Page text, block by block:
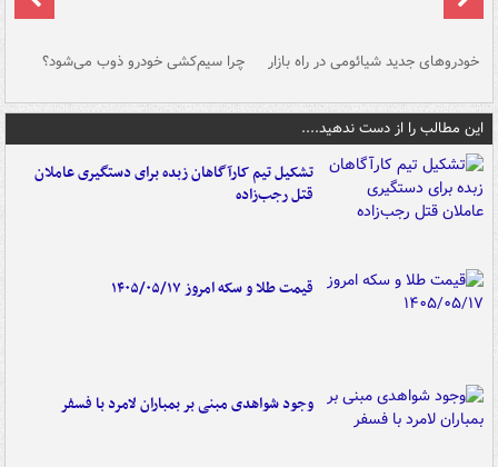
خودروهای جدید شیائومی در راه بازار چرا سیم‌کشی خودرو ذوب می‌شود؟
این مطالب را از دست ندهید....
تشکیل تیم کارآگاهان زبده برای دستگیری عاملان
قتل رجب‌زاده
قیمت طلا و سکه امروز ۱۴۰۵/۰۵/۱۷
وجود شواهدی مبنی بر بمباران لامرد با فسفر